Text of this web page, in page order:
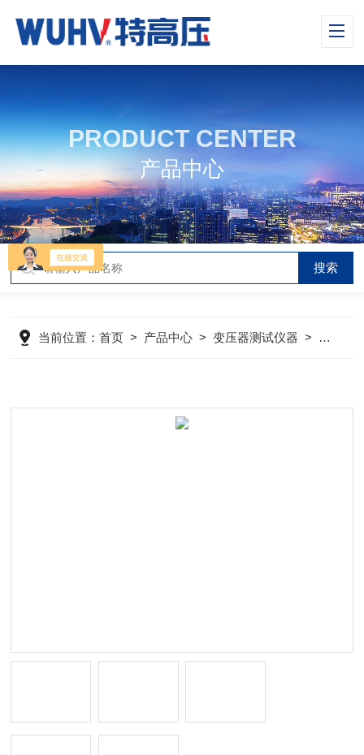
PRODUCT CENTER
产品中心
当前位置：首页 > 产品中心 >变压器测试仪器 > 全自动